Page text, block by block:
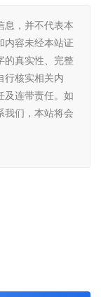
息，并不代表本
内容未经本站证
的真实性、完整
行核实相关内
及连带责任。如
我们，本站将会